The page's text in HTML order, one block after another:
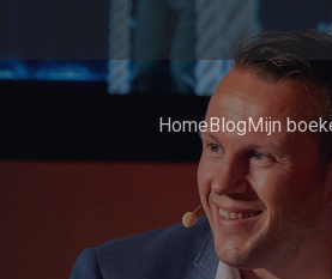
HomeBlogMijn